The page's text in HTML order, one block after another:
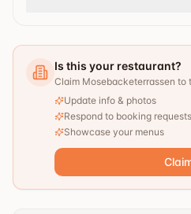
Is this your restaurant?
Claim Mosebacketerrassen
Update info & photos
Respond to booking requests
Showcase your menus